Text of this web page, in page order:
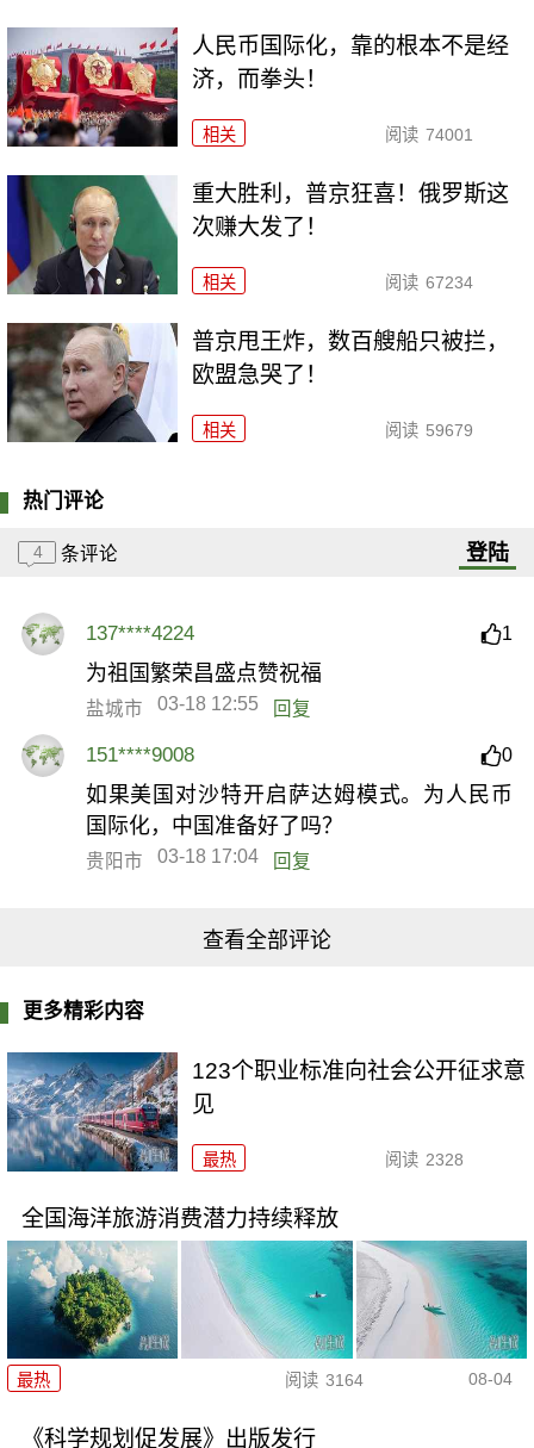
人民币国际化，靠的根本不是经
济，而拳头！
相关 阅读 74001
重大胜利，普京狂喜！俄罗斯这
次赚大发了！
相关 阅读 67234
普京甩王炸，数百艘船只被拦，
欧盟急哭了！
相关 阅读 59679
热门评论
4 条评论 登陆
137****4224 1
为祖国繁荣昌盛点赞祝福
盐城市 03-18 12:55 回复
151****9008 0
如果美国对沙特开启萨达姆模式。为人民币
国际化，中国准备好了吗？
贵阳市 03-18 17:04 回复
查看全部评论
更多精彩内容
123个职业标准向社会公开征求意
见
最热 阅读 2328
全国海洋旅游消费潜力持续释放
最热 阅读 3164 08-04
《科学规划促发展》出版发行